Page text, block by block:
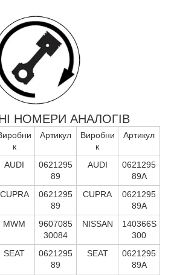
НОМЕРИ АНАЛОГІВ
к
Артикул
Виробни
к
Артикул
AUDI
0621295
89
AUDI
0621295
89A
CUPRA
0621295
89
CUPRA
0621295
89A
MWM
9607085
30084
NISSAN
140366S
300
SEAT
0621295
89
SEAT
0621295
89A